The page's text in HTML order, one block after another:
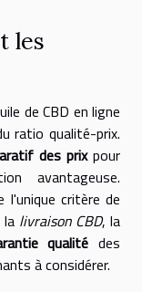
les
de CBD en ligne
ratio qualité-prix.
des prixpour
avantageuse.
critère de
la livraison CBD, la
qualité des
à considérer.